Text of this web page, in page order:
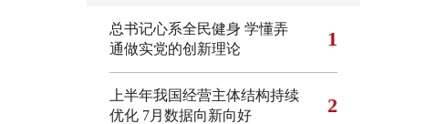
总书记心系全民健身 学懂弄
通做实党的创新理论
1
上半年我国经营主体结构持续
优化 7月数据向新向好 2